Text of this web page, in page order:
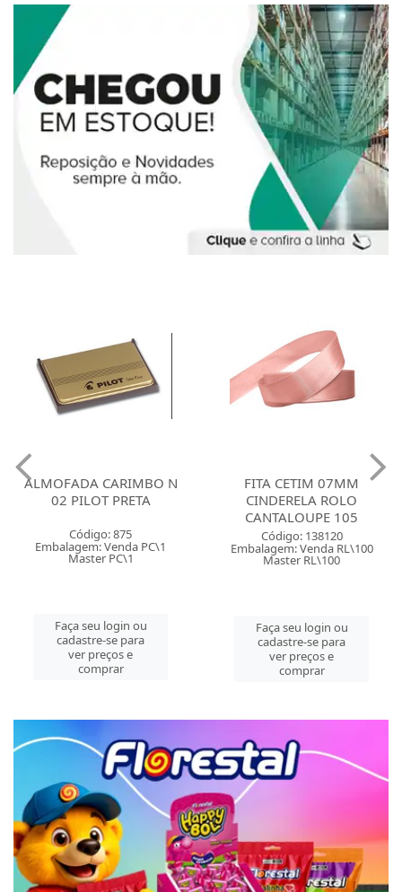
ALMOFADA CARIMBO N
02 PILOT PRETA
Código: 875
Embalagem: Venda PC\1
Master PC\1
Faça seu login ou
cadastre-se para
ver preços e
comprar
FITA CETIM 07MM
CINDERELA ROLO
CANTALOUPE 105
Código: 138120
Embalagem: Venda RL\100
Master RL\100
Faça seu login ou
cadastre-se para
ver preços e
comprar